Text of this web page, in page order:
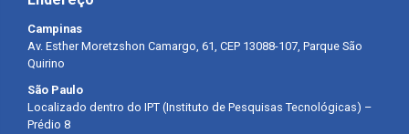
Campinas
Av. Esther Moretzshon Camargo, 61, CEP 13088-107, Parque São
Quirino
São Paulo
Localizado dentro do IPT (Instituto de Pesquisas Tecnológicas) –
Prédio 8